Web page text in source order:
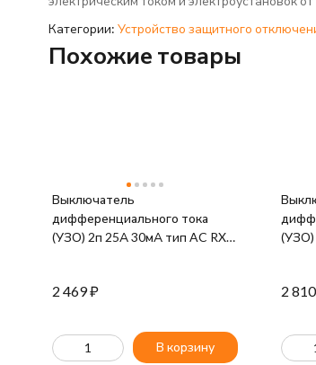
Категории: Устройство защитного
Похожие товары
Выключатель
дифференциального тока
(УЗО) 2п 25А 30мА тип AC RX3
2 469₽
В корзину
(УЗО)
2 810